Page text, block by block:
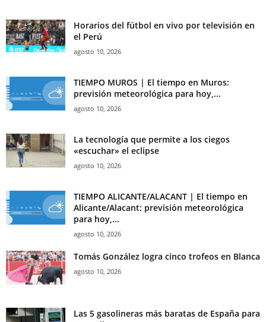
Horarios del fútbol en vivo por televisión en
el Perú
agosto 10, 2026
TIEMPO MUROS | El tiempo en Muros:
previsión meteorológica para hoy,...
agosto 10, 2026
La tecnología que permite a los ciegos
«escuchar» el eclipse
agosto 10, 2026
TIEMPO ALICANTE/ALACANT | El tiempo en
Alicante/Alacant: previsión meteorológica
para hoy,...
agosto 10, 2026
Tomás González logra cinco trofeos en Blanca
agosto 10, 2026
Las 5 gasolineras más baratas de España para